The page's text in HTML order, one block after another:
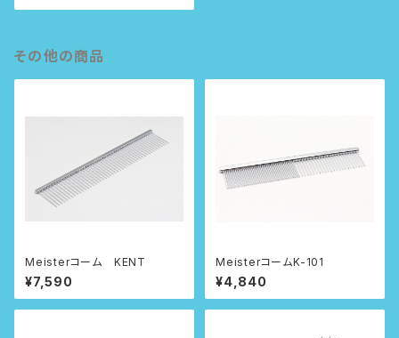
その他の商品
Meisterコーム KENT
¥7,590
MeisterコームK-101
¥4,840